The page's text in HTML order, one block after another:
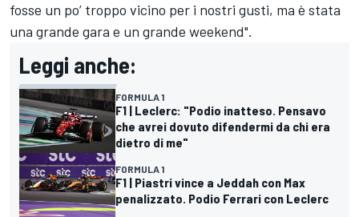
fosse un po’ troppo vicino per i nostri gusti, ma è stata
una grande gara e un grande weekend".
Leggi anche:
FORMULA 1
F1 | Leclerc: "Podio inatteso. Pensavo
che avrei dovuto difendermi da chi era
dietro di me"
FORMULA 1
F1 | Piastri vince a Jeddah con Max
penalizzato. Podio Ferrari con Leclerc